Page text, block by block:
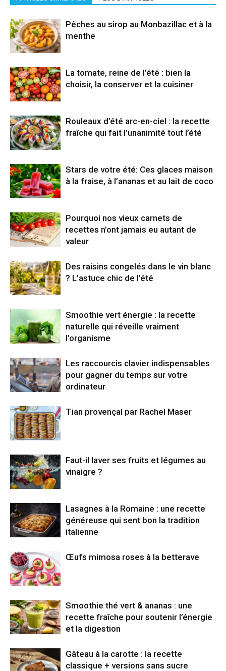
Pêches au sirop au Monbazillac et à la
menthe
La tomate, reine de l’été : bien la
choisir, la conserver et la cuisiner
Rouleaux d’été arc-en-ciel : la recette
fraîche qui fait l’unanimité tout l’été
Stars de votre été: Ces glaces maison
à la fraise, à l’ananas et au lait de coco
Pourquoi nos vieux carnets de
recettes n’ont jamais eu autant de
valeur
Des raisins congelés dans le vin blanc
? L’astuce chic de l’été
Smoothie vert énergie : la recette
naturelle qui réveille vraiment
l’organisme
Les raccourcis clavier indispensables
pour gagner du temps sur votre
ordinateur
Tian provençal par Rachel Maser
Faut-il laver ses fruits et légumes au
vinaigre ?
Lasagnes à la Romaine : une recette
généreuse qui sent bon la tradition
italienne
Œufs mimosa roses à la betterave
Smoothie thé vert & ananas : une
recette fraîche pour soutenir l’énergie
et la digestion
Gâteau à la carotte : la recette
classique + versions sans sucre